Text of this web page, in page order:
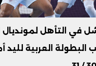
في التأهل لمونديال
البطولة العربية لليد